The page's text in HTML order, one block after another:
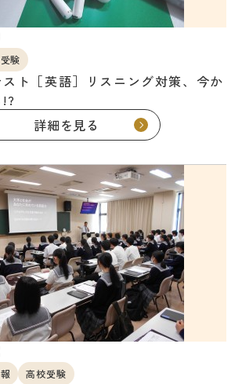
験
ト［英語］リスニング対策、今か
詳細を見る
高校受験